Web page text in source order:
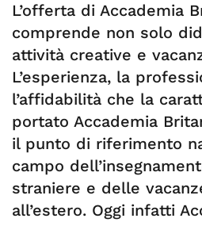
L’offerta di Accademia
comprende non solo
attività creative e
L’esperienza, la
l’affidabilità che la
portato Accademia
il punto di riferimento
campo
straniere e delle
all’estero. Oggi infatti